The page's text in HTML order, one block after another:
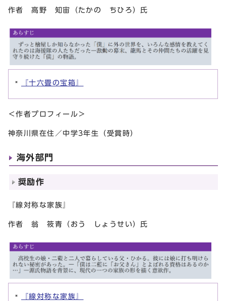
作者 高野 知宙（たかの ちひろ）氏
『十六畳の宝箱』
＜作者プロフィール＞
神奈川県在住／中学3年生（受賞時）
海外部門
奨励作
『線対称な家族』
作者 翁 筱青（おう しょうせい）氏
『線対称な家族』